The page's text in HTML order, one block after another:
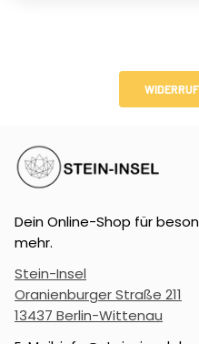
Dein Online-Shop für
mehr.
Stein-Insel
Oranienburger Straße 211
13437 Berlin-Wittenau